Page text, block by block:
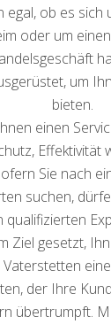
egal, ob es sich
oder um
um
bieten.
einen
Effektivität
Sie nach
suchen,
qualifizierten
Ziel gesetzt,
der Ihre
übertrumpft.